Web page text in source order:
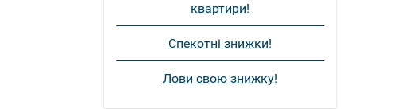
квартири!
Спекотні знижки!
Лови свою знижку!